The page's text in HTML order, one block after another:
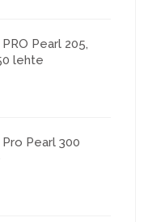
Pearl 205,
lehte
Pearl 300